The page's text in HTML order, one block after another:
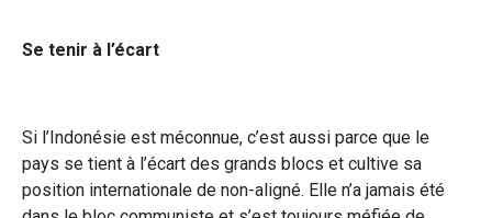
Se tenir à l’écart
Si l’Indonésie est méconnue, c’est aussi parce que le
pays se tient à l’écart des grands blocs et cultive sa
position internationale de non-aligné. Elle n’a jamais été